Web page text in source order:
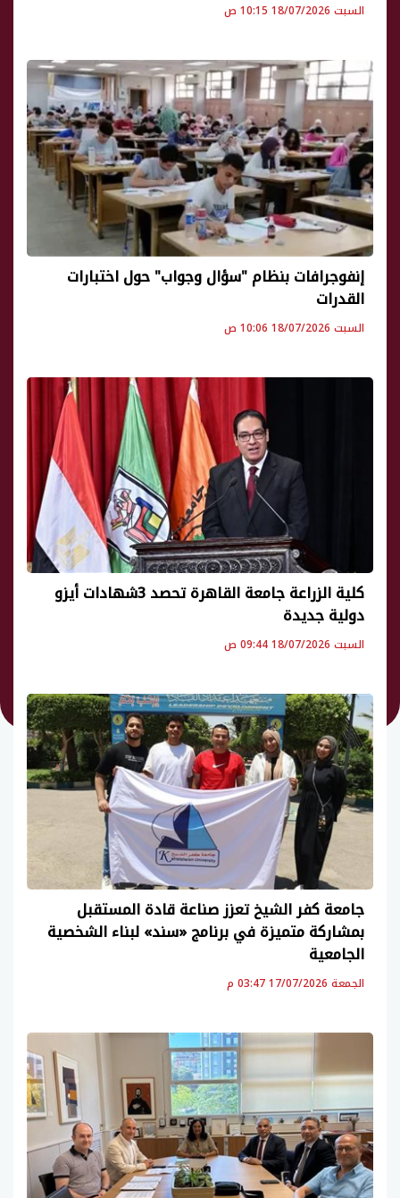
السبت 18/07/2026 10:15 ص
إنفوجرافات بنظام "سؤال وجواب" حول اختبارات
القدرات
السبت 18/07/2026 10:06 ص
كلية الزراعة جامعة القاهرة تحصد 3شهادات أيزو
دولية جديدة
السبت 18/07/2026 09:44 ص
جامعة كفر الشيخ تعزز صناعة قادة المستقبل
بمشاركة متميزة في برنامج «سند» لبناء الشخصية
الجامعية
الجمعة 17/07/2026 03:47 م